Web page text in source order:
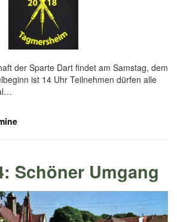
der Sparte Dart findet am Samstag, dem
ist 14 Uhr Teilnehmen dürfen alle
Schöner Umgang